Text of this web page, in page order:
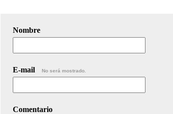
Nombre
E-mail No será mostrado.
Comentario